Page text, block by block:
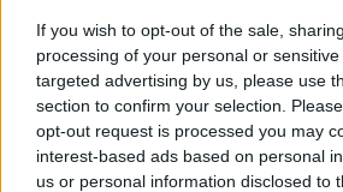
If you wish to opt-out of the sale,
processing of your personal or
targeted advertising by us, please use
section to confirm your selection.
opt-out request is processed you may
interest-based ads based on personal
us or personal information disclosed to
​Il lato positivo delle cose
​Storie antiche di tempi moderni
​Quello che alle mamme non dicono
Adultescenza
Homo imbecillis
​4 anni di Blog
Quando il silenzio è aggressivo